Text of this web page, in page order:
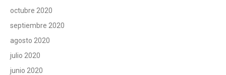
octubre 2020
septiembre 2020
agosto 2020
julio 2020
junio 2020